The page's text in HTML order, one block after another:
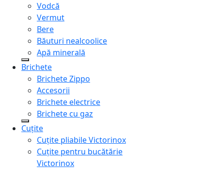
Vodcă
Vermut
Bere
Băuturi nealcoolice
Apă minerală
Brichete
Brichete Zippo
Accesorii
Brichete electrice
Brichete cu gaz
Cuțite
Cuțite pliabile Victorinox
Cuțite pentru bucătărie
Victorinox